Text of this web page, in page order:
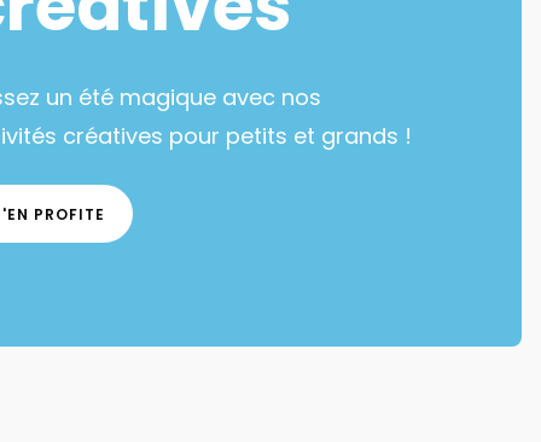
un été magique avec nos
créatives pour petits et grands !
PROFITE